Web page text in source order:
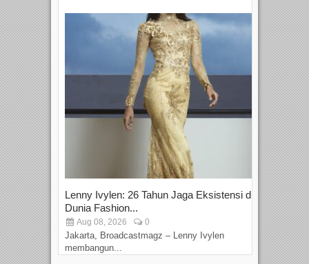
Lenny Ivylen: 26 Tahun Jaga Eksistensi di
Dunia Fashion...
Aug 08, 2026 0
Jakarta, Broadcastmagz – Lenny Ivylen
membangun...